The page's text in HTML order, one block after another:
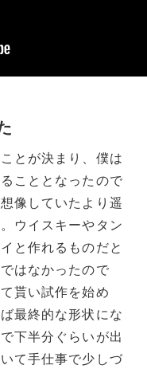
とが決まり、僕は
こととなったので
像していたより遥
ウイスキーやタン
と作れるものだと
はなかったので
貰い試作を始め
最終的な形状にな
下半分ぐらいが出
て手仕事で少しづ